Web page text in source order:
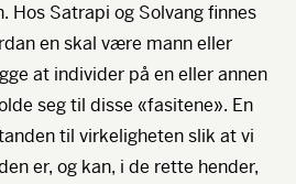
Hos Satrapi og Solvang finnes
en skal være mann eller
at individer på en eller annen
seg til disse «fasitene». En
til virkeligheten slik at vi
er, og kan, i de rette hender,